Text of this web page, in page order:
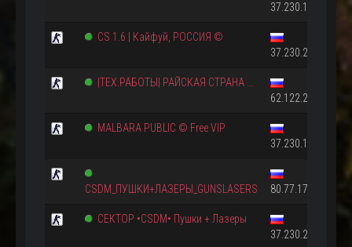
CS 1.6 | Кайфуй, РОССИЯ ©
|ТЕХ.РАБОТЫ| РАЙСКАЯ СТРАНА ...
MALBARA PUBLIC © Free VIP
CSDM_ПУШКИ+ЛАЗЕРЫ_GUNSLASERS
СЕКТОР •CSDM• Пушки + Лазеры